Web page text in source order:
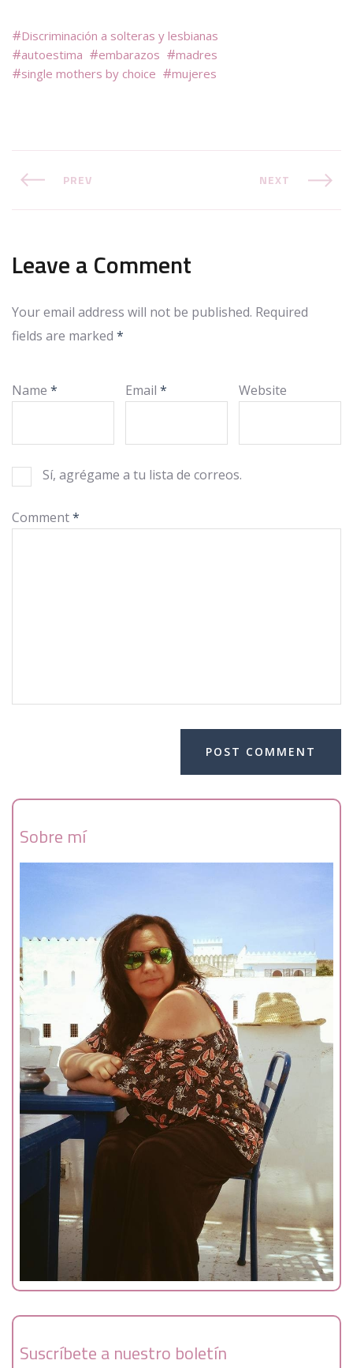
Sobre mí
Suscríbete a nuestro boletín
Discriminación a solteras y lesbianas
autoestima
embarazos
madres
single mothers by choice
mujeres
PREV NEXT
Leave a Comment
Your email address will not be published. Required
fields are marked *
Name * Email* Website
Sí, agrégame a tu lista de correos.
Comment*